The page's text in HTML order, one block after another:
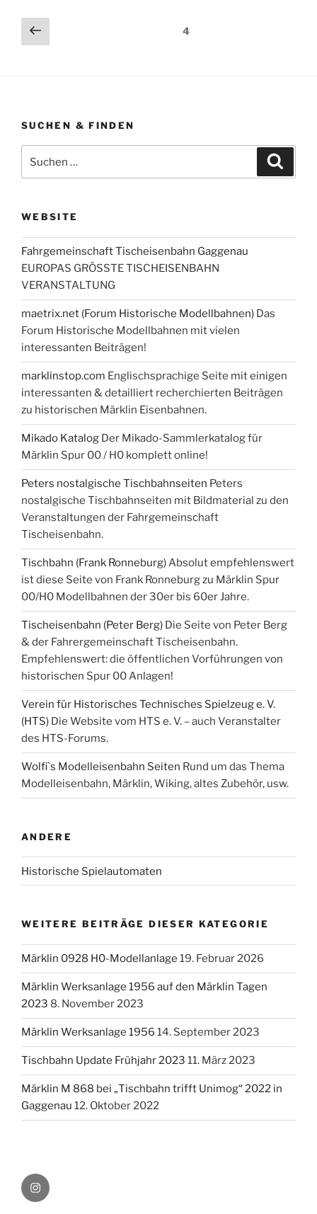
Seitennummerierung
der
Vorherige
Seite
Seite4
SUCHEN & FINDEN
nach:
WEBSITE
Fahrgemeinschaft Tischeisenbahn Gaggenau
EUROPAS GRÖSSTE TISCHEISENBAHN
VERANSTALTUNG
maetrix.net (Forum Historische Modellbahnen) Das
Forum Historische Modellbahnen mit vielen
interessanten Beiträgen!
marklinstop.com Englischsprachige Seite mit einigen
interessanten & detailliert recherchierten Beiträgen
zu historischen Märklin Eisenbahnen.
Mikado Katalog Der Mikado-Sammlerkatalog für
Märklin Spur 00 / H0 komplett online!
Peters nostalgische Tischbahnseiten Peters
nostalgische Tischbahnseiten mit Bildmaterial zu den
Veranstaltungen der Fahrgemeinschaft
Tischeisenbahn.
Tischbahn (Frank Ronneburg)Absolut empfehlenswert
ist diese Seite von Frank Ronneburg zu Märklin Spur
00/H0 Modellbahnen der 30er bis 60er Jahre.
Tischeisenbahn (Peter Berg) Die Seite von Peter Berg
& der Fahrergemeinschaft Tischeisenbahn.
Empfehlenswert: die öffentlichen Vorführungen von
historischen Spur 00 Anlagen!
Verein für Historisches Technisches Spielzeug e. V.
(HTS) Die Website vom HTS e. V. – auch Veranstalter
des HTS-Forums.
Wolfi`s Modelleisenbahn Seiten Rund um das Thema
Modelleisenbahn, Märklin, Wiking, altes Zubehör, usw.
ANDERE
Historische Spielautomaten
WEITERE BEITRÄGE DIESER KATEGORIE
Märklin 0928 H0-Modellanlage 19. Februar 2026
Märklin Werksanlage 1956 auf den Märklin Tagen
2023 8. November 2023
Märklin Werksanlage 1956 14. September 2023
Tischbahn Update Frühjahr 2023 11. März 2023
Märklin M 868 bei „Tischbahn trifft Unimog“ 2022 in
Gaggenau 12. Oktober 2022
@tischbahn